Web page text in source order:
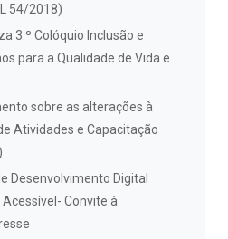
54/2018)
3.º Colóquio Inclusão e
para a Qualidade de Vida e
sobre as alterações à
Atividades e Capacitação
Desenvolvimento Digital
Convite à